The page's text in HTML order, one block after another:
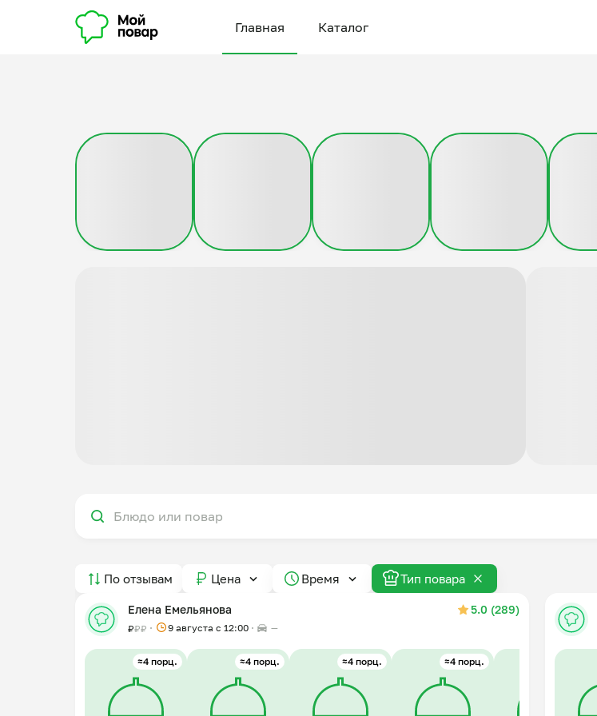
Главная Каталог
По отзывам Цена Время Тип повара
Елена Емельянова 5.0 (289)
₽₽₽ 9 августа с 12:00 —
≈4 порц. ≈4 порц. ≈4 порц. ≈4 порц. ≈4 порц.